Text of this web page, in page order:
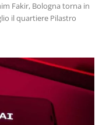
Fakir, Bologna torna in
il quartiere Pilastro